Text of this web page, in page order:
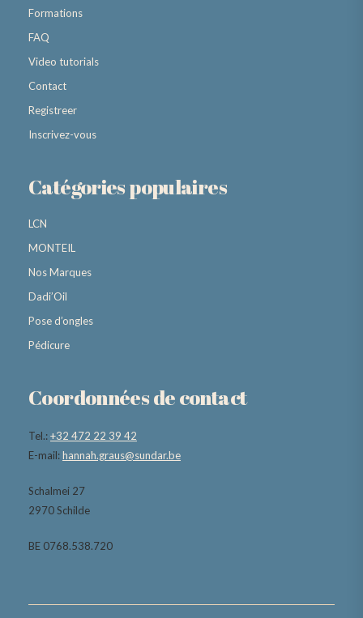
Formations
FAQ
Video tutorials
Contact
Registreer
Inscrivez-vous
Catégories populaires
LCN
MONTEIL
Nos Marques
Dadi’Oil
Pose d’ongles
Pédicure
Coordonnées de contact
Tel.:+32 472 22 39 42
E-mail:hannah.graus@sundar.be
Schalmei 27
2970 Schilde
BE 0768.538.720